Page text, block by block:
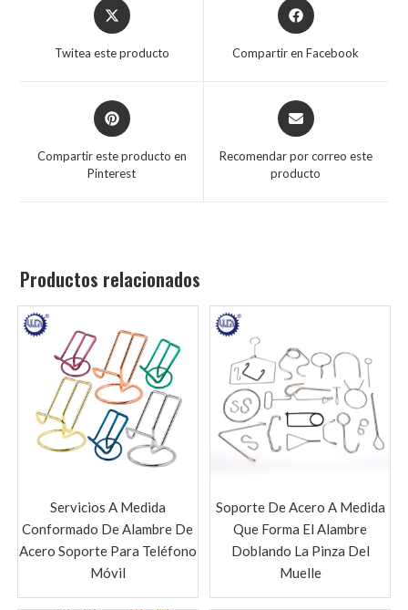
Twitea este producto Compartir en Facebook
Compartir este producto en
Pinterest
Recomendar por correo este
producto
Productos relacionados
Servicios A Medida
Conformado De Alambre De
Acero Soporte Para Teléfono
Móvil
Soporte De Acero A Medida
Que Forma El Alambre
Doblando La Pinza Del
Muelle